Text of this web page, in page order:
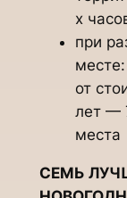
х
при
от
лет —
места
СЕМЬ